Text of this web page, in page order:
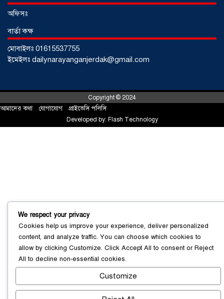
শর্টগান
০৩ আগস্ট ২০২৬
সোনারগাঁয়ে পরিত্যক্ত উন্নয়ন প্রকল্প:
ঠিকাদারের গাফিলতি নাকি তদারকির অভাব
অফিসঃ
বার্তা কক্ষ
মোবাইলঃ 01615537755
ইমেইলঃ dailynarayanganjerdak@gmail.com
Copyright © 2024
আমাদের কথা যোগাযোগ প্রাইভেসি পলিসি
Developed by: Flash Technology
We respect your privacy
Cookies help us improve your experience, deliver personalized
content, and analyze traffic. You can choose which cookies to
allow by clicking Customize. Click Accept All to consent orReject
All to decline non-essential cookies.
Customize